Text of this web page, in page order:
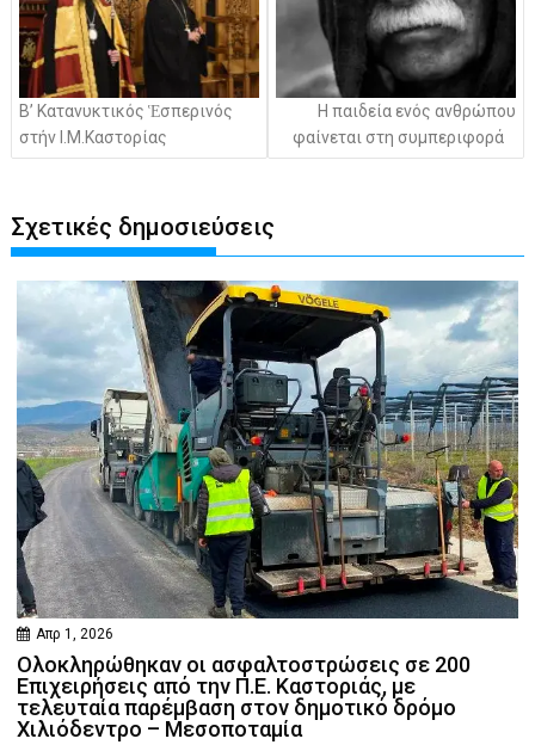
Β’ Κατανυκτικός Ἑσπερινός
στήν Ι.Μ.Καστορίας
Η παιδεία ενός ανθρώπου
φαίνεται στη συμπεριφορά
Σχετικές δημοσιεύσεις
Απρ 1, 2026
Ολοκληρώθηκαν οι ασφαλτοστρώσεις σε 200
Επιχειρήσεις από την Π.Ε. Καστοριάς, με
τελευταία παρέμβαση στον δημοτικό δρόμο
Χιλιόδεντρο – Μεσοποταμία